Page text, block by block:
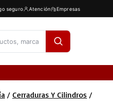
seguro Atención Empresas
/ Cerraduras Y Cilindros /